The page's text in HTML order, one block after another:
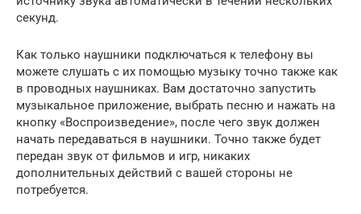
секунд.
Как только наушники подключаться к телефону вы
можете слушать с их помощью музыку точно также как
в проводных наушниках. Вам достаточно запустить
музыкальное приложение, выбрать песню и нажать на
кнопку «Воспроизведение», после чего звук должен
начать передаваться в наушники. Точно также будет
передан звук от фильмов и игр, никаких
дополнительных действий с вашей стороны не
потребуется.